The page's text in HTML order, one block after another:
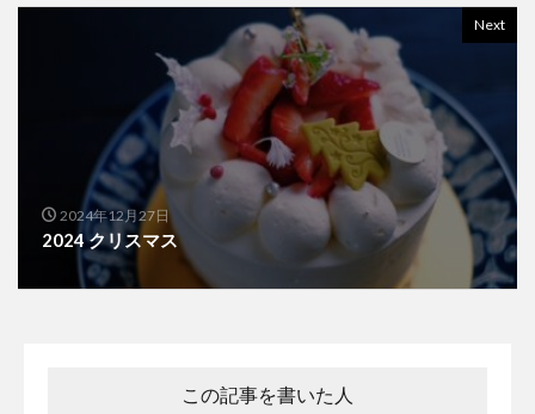
Next
2024年12月27日
2024 クリスマス
この記事を書いた人